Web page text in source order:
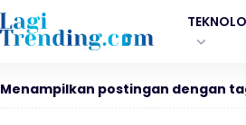
Menampilkan postingan dengan